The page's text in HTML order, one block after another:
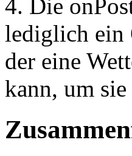
4. Die
lediglich ein
der eine
kann, um